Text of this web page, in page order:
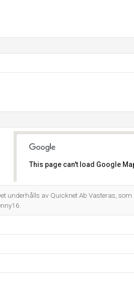
This page can't load Google
underhålls av Quicknet Ab Vasteras,